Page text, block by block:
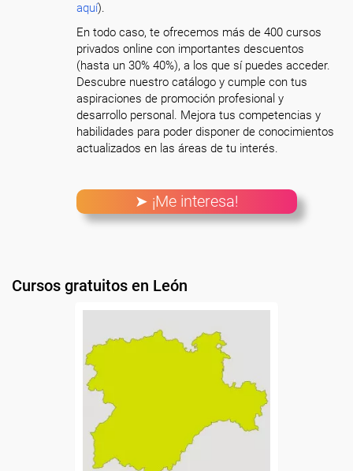
aquí).
En todo caso, te ofrecemos más de 400 cursos
privados online con importantes descuentos
(hasta un 30% 40%), a los que sí puedes acceder.
Descubre nuestro catálogo y cumple con tus
aspiraciones de promoción profesional y
desarrollo personal. Mejora tus competencias y
habilidades para poder disponer de conocimientos
actualizados en las áreas de tu interés.
➤ ¡Me interesa!
Cursos gratuitos en León